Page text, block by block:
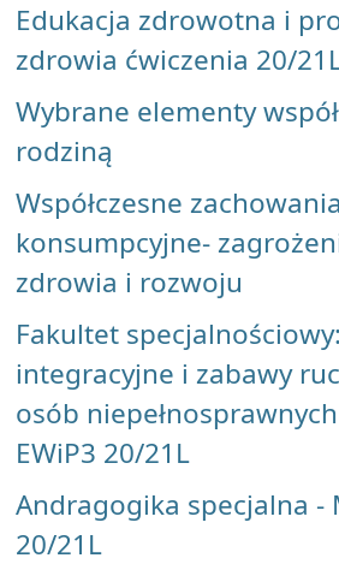
Edukacja zdrowotna i
zdrowia ćwiczenia 20/
Wybrane elementy
rodziną
Współczesne zachowania
konsumpcyjne-
zdrowia i rozwoju
Fakultet
integracyjne i zabawy
osób
EWiP3 20/21L
Andragogika specjalna -
20/21L